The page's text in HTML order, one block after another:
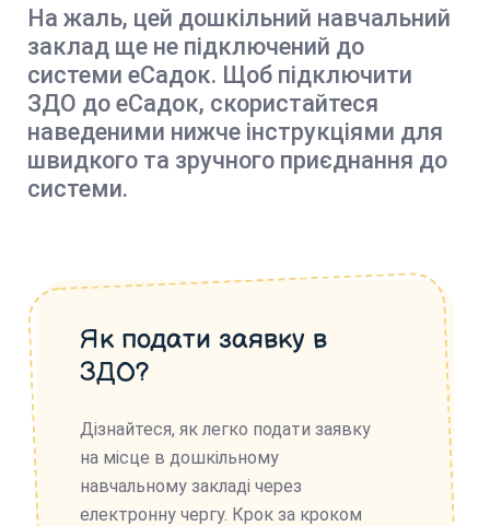
На жаль, цей дошкільний навчальний
заклад ще не підключений до
системи еСадок. Щоб підключити
ЗДО до еСадок, скористайтеся
наведеними нижче інструкціями для
швидкого та зручного приєднання до
системи.
Як подати заявку в
ЗДО?
Дізнайтеся, як легко подати заявку
на місце в дошкільному
навчальному закладі через
електронну чергу. Крок за кроком